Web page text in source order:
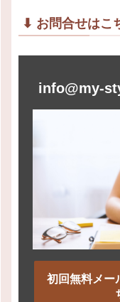
⬇︎ お問合せはこ
info@my-
初回無料メー